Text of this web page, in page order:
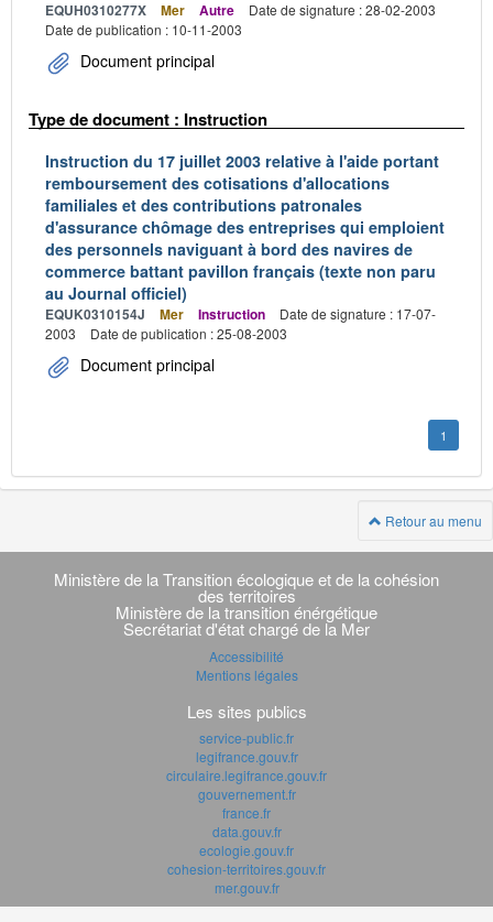
EQUH0310277X Mer Autre
Date de signature : 28-02-2003
Date de publication : 10-11-2003
Document principal
Type de document : Instruction
Instruction du 17 juillet 2003 relative à l'aide portant
remboursement des cotisations d'allocations
familiales et des contributions patronales
d'assurance chômage des entreprises qui emploient
des personnels naviguant à bord des navires de
commerce battant pavillon français (texte non paru
au Journal officiel)
EQUK0310154J Mer Instruction
Date de signature : 17-07-
2003
Date de publication : 25-08-2003
Document principal
1
Retour au menu
Navigation
transverse
Ministère de la Transition écologique et de la cohésion
des territoires
Ministère de la transition énérgétique
Secrétariat d'état chargé de la Mer
Accessibilité
Mentions légales
Les sites publics
service-public.fr
legifrance.gouv.fr
circulaire.legifrance.gouv.fr
gouvernement.fr
france.fr
data.gouv.fr
ecologie.gouv.fr
cohesion-territoires.gouv.fr
mer.gouv.fr